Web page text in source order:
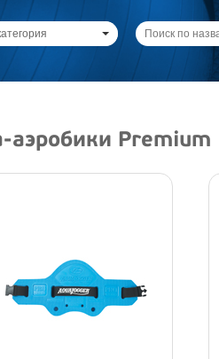
аэробики Premium